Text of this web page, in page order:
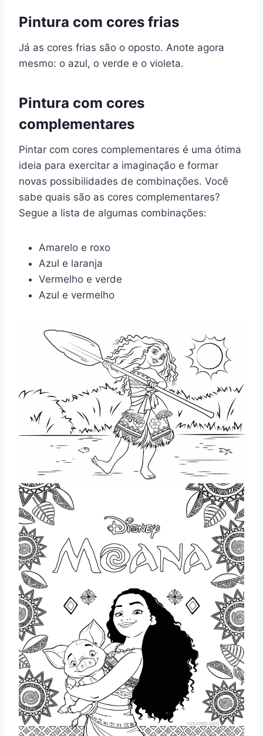
Pintura com cores frias
Já as cores frias são o oposto. Anote agora
mesmo: o azul, o verde e o violeta.
Pintura com cores
complementares
Pintar com cores complementares é uma ótima
ideia para exercitar a imaginação e formar
novas possibilidades de combinações. Você
sabe quais são as cores complementares?
Segue a lista de algumas combinações:
Amarelo e roxo
Azul e laranja
Vermelho e verde
Azul e vermelho